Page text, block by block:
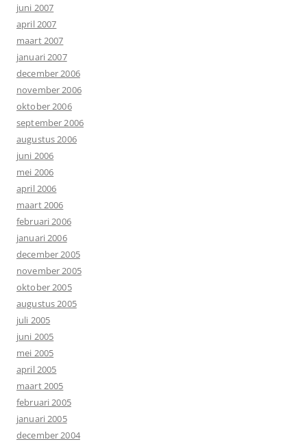
juni 2007
april 2007
maart 2007
januari 2007
december 2006
november 2006
oktober 2006
september 2006
augustus 2006
juni 2006
mei 2006
april 2006
maart 2006
februari 2006
januari 2006
december 2005
november 2005
oktober 2005
augustus 2005
juli 2005
juni 2005
mei 2005
april 2005
maart 2005
februari 2005
januari 2005
december 2004